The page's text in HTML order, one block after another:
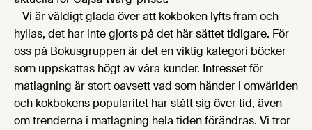
– Vi är väldigt glada över att kokboken lyfts fram och
hyllas, det har inte gjorts på det här sättet tidigare. För
oss på Bokusgruppen är det en viktig kategori böcker
som uppskattas högt av våra kunder. Intresset för
matlagning är stort oavsett vad som händer i omvärlden
och kokbokens popularitet har stått sig över tid, även
om trenderna i matlagning hela tiden förändras. Vi tror